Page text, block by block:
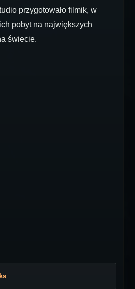
przygotowało filmik, w
pobyt na największych
świecie.